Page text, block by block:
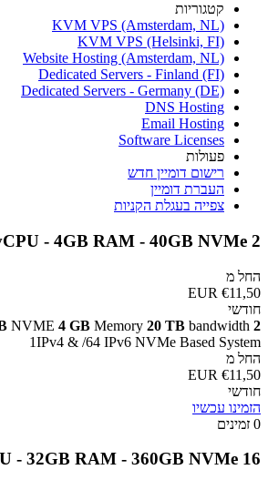
קטגוריות
KVM VPS (Amsterdam, NL)
KVM VPS (Helsinki, FI)
Website Hosting (Amsterdam, NL)
Dedicated Servers - Finland (FI)
Dedicated Servers - Germany (DE)
DNS Hosting
Email Hosting
Software Licenses
פעולות
רישום דומיין חדש
העברת דומיין
צפייה בעגלת הקניות
2 vCPU - 4GB RAM - 40GB NVMe
החל מ
€11,50 EUR
חודשי
2
NVME 4 GB Memory 20 TB bandwidth
1IPv4 & /64 IPv6 NVMe Based System
החל מ
€11,50 EUR
חודשי
הזמינו עכשיו
0 זמינים
16 vCPU - 32GB RAM - 360GB NVMe